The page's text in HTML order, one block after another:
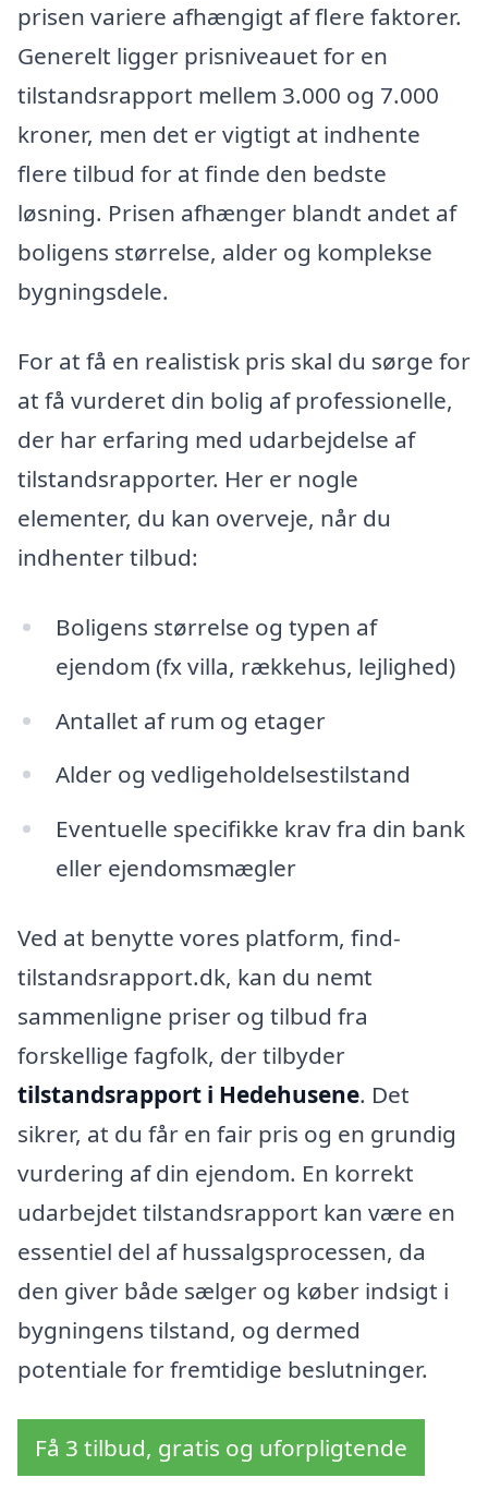
prisen variere afhængigt af flere faktorer.
Generelt ligger prisniveauet for en
tilstandsrapport mellem 3.000 og 7.000
kroner, men det er vigtigt at indhente
flere tilbud for at finde den bedste
løsning. Prisen afhænger blandt andet af
boligens størrelse, alder og komplekse
bygningsdele.
For at få en realistisk pris skal du sørge for
at få vurderet din bolig af professionelle,
der har erfaring med udarbejdelse af
tilstandsrapporter. Her er nogle
elementer, du kan overveje, når du
indhenter tilbud:
Boligens størrelse og typen af
ejendom (fx villa, rækkehus, lejlighed)
Antallet af rum og etager
Alder og vedligeholdelsestilstand
Eventuelle specifikke krav fra din bank
eller ejendomsmægler
Ved at benytte vores platform, find-
tilstandsrapport.dk, kan du nemt
sammenligne priser og tilbud fra
forskellige fagfolk, der tilbyder
tilstandsrapport i Hedehusene. Det
sikrer, at du får en fair pris og en grundig
vurdering af din ejendom. En korrekt
udarbejdet tilstandsrapport kan være en
essentiel del af hussalgsprocessen, da
den giver både sælger og køber indsigt i
bygningens tilstand, og dermed
potentiale for fremtidige beslutninger.
Få 3 tilbud, gratis og uforpligtende